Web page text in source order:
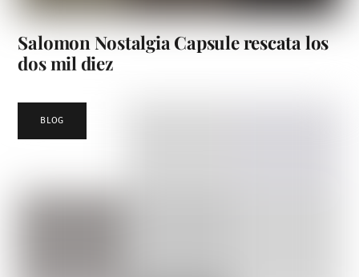
Salomon Nostalgia Capsule rescata los
dos mil diez
BLOG